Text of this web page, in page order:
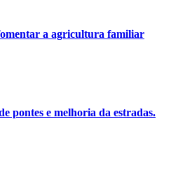
a agricultura familiar
pontes e melhoria da estradas.